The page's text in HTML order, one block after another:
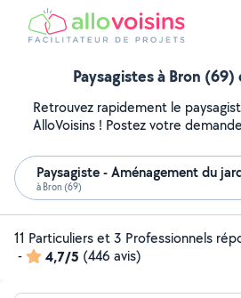
Paysagistes à Bron
Retrouvez rapidement le
AlloVoisins ! Postez votre
Paysagiste - Aménagement du
à Bron (69)
11 Particuliers et 3 Professionnels
-
4,7/5 (446 avis)